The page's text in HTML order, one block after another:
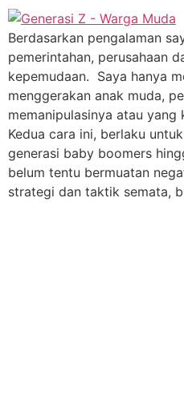
Berdasarkan pengalaman
pemerintahan, perusahaan
kepemudaan. Saya hanya
menggerakan anak muda,
memanipulasinya atau yang
Kedua cara ini, berlaku
generasi baby boomers
belum tentu bermuatan
strategi dan taktik semata,